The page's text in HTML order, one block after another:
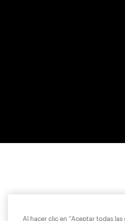
Al hacer clic en “Aceptar todas